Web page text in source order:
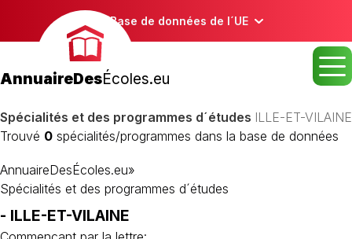
Base de données de l´UE
AnnuaireDesÉcoles.eu
Spécialités et des programmes d´études ILLE-ET-VILAINE
Trouvé 0 spécialités/programmes dans la base de données
AnnuaireDesÉcoles.eu»
Spécialités et des programmes d´études
- ILLE-ET-VILAINE